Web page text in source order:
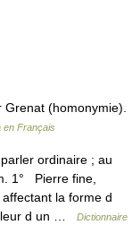
(homonymie).
en Français
ordinaire ; au
1° Pierre fine,
la forme d
d un …
Dictionnaire